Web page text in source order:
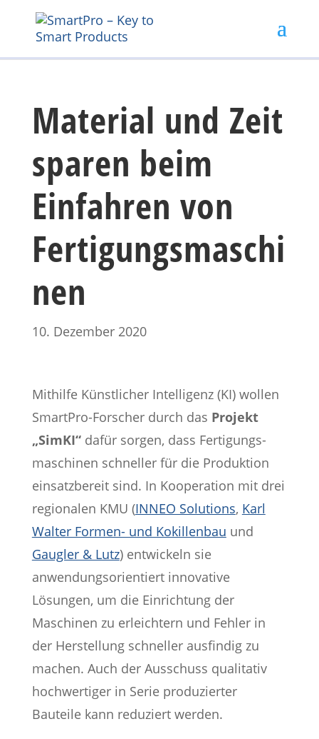
Material und Zeit
sparen beim
Einfahren von
Fertigungsmaschi
nen
10. Dezember 2020
Mithilfe Künstlicher Intelligenz (KI) wollen
SmartPro-Forscher durch das Projekt
„SimKI“dafür sorgen, dass Fertigungs-
maschinen schneller für die Produktion
einsatzbereit sind. In Kooperation mit drei
regionalen KMU (INNEO Solutions, Karl
Walter Formen- und Kokillenbau und
Gaugler & Lutz) entwickeln sie
anwendungsorientiert innovative
Lösungen, um die Einrichtung der
Maschinen zu erleichtern und Fehler in
der Herstellung schneller ausfindig zu
machen. Auch der Ausschuss qualitativ
hochwertiger in Serie produzierter
Bauteile kann reduziert werden.